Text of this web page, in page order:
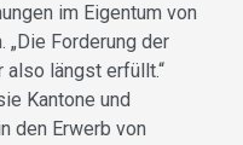
im Eigentum von
„Die Forderung der
längst erfüllt.“
Kantone und
den Erwerb von